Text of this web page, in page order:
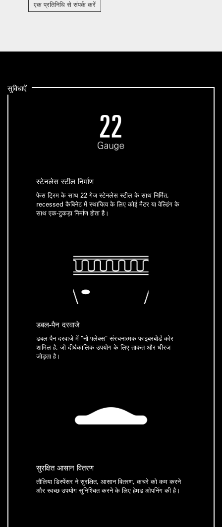
एक प्रतिनिधि से संपर्क करें
सुविधाऐं
स्टेनलेस स्टील निर्माण
फेस ट्रिम के साथ 22 गेज स्टेनलेस स्टील के साथ निर्मित,
recessed कैबिनेट में स्थायित्व के लिए कोई मैटर या वेल्डिंग के
साथ एक-टुकड़ा निर्माण होता है।
डबल-पैन दरवाजे
डबल-पैन दरवाजे में "नो-फ्लेक्स" संरचनात्मक फाइबरबोर्ड कोर
शामिल है, जो दीर्घकालिक उपयोग के लिए ताकत और धीरज
जोड़ता है।
सुरक्षित आसान वितरण
तौलिया डिस्पेंसर ने सुरक्षित, आसान वितरण, कचरे को कम करने
और स्वच्छ उपयोग सुनिश्चित करने के लिए हेमड ओपनिंग की है।